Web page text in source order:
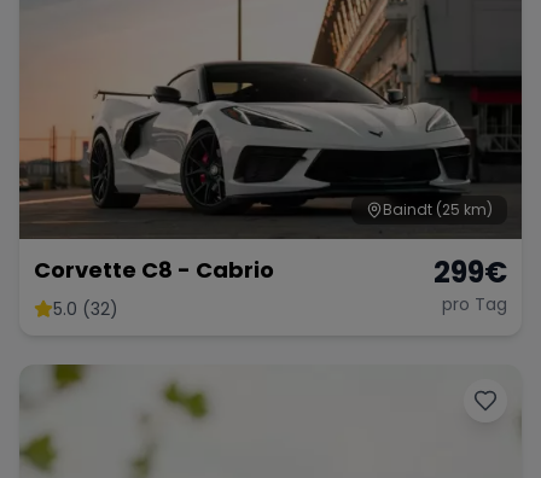
Baindt (25 km)
Corvette C8 - Cabrio
5.0 (32)
299€
pro Tag